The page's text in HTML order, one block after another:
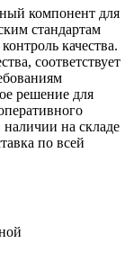
компонент для
стандартам
качества.
соответствует
решение для
на складе
по всей